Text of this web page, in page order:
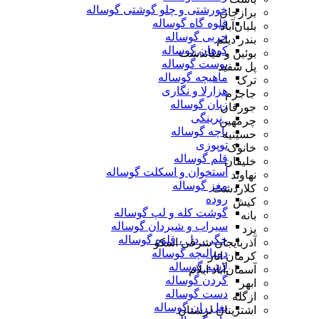
خورشتی و چلو گوشتی گوساله
قلوه گاه گوساله
چربی گوساله
کوهان گوساله
پوست گوساله
ماهیچه گوساله
هزارلا و نگاری
زبان گوساله
_نرینگی
پاچه گوساله
توپوزی
قلم گوساله
استخوان و اسکلت گوساله
مغز گوساله
روده
گوشت کله و لپ گوساله
سیراب و شیردان گوساله
جگر ، دل ، قلوه گوساله
دمبالیچه گوساله
لاشه گوساله
گردن گوساله
دست گوساله
بغل ران گوساله
برازجان
بلبان‌آباد
بندر دیلم
بوئین و میاندشت
پل سفید
ترک
جاجرم
جورقان
چرمهین
حسینیه
خانوک
خلیفان
نهاوند
کلاردشت
کیش
بانه
یزد
آذربایجان شرقی اسکو
کرمان انار
آسمان‌آباد ایلام
ابهر
ازگله
اشترینان لرستان